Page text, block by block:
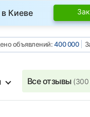
Киеве
объявлений:400 000
Все отзывы